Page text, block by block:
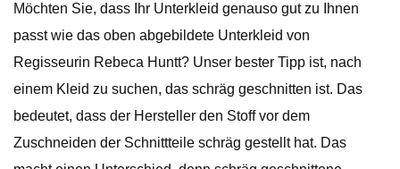
Möchten Sie, dass Ihr Unterkleid genauso gut zu Ihnen
passt wie das oben abgebildete Unterkleid von
Regisseurin Rebeca Huntt? Unser bester Tipp ist, nach
einem Kleid zu suchen, das schräg geschnitten ist. Das
bedeutet, dass der Hersteller den Stoff vor dem
Zuschneiden der Schnittteile schräg gestellt hat. Das